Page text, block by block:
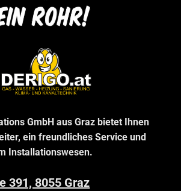
GmbH aus Graz bietet Ihnen
ein freundliches Service und
Installationswesen.
391, 8055 Graz